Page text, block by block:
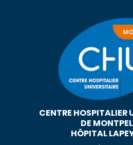
CENTRE HOSPITALIER
DE
HÔPITAL